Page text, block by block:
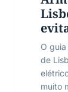
O
de
muito